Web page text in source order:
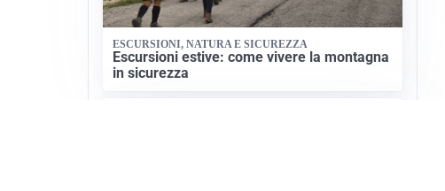
ESCURSIONI, NATURA E SICUREZZA
Escursioni estive: come vivere la montagna
in sicurezza